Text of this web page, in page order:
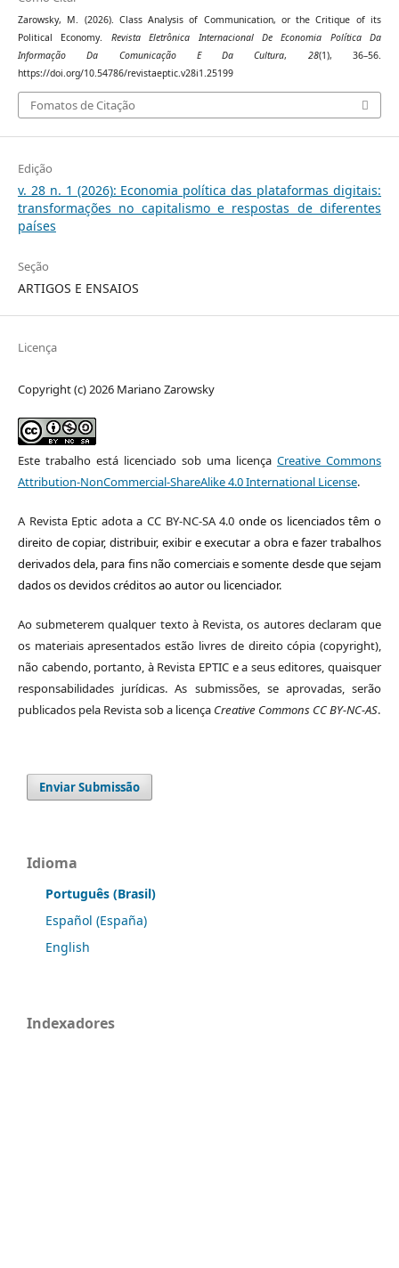
Zarowsky, M. (2026). Class Analysis of Communication, or the Critique of its
Political Economy. Revista Eletrônica Internacional De Economia Política Da
Informação Da Comunicação E Da Cultura, 28(1), 36–56.
https://doi.org/10.54786/revistaeptic.v28i1.25199
Fomatos de Citação
Edição
v. 28 n. 1 (2026): Economia política das plataformas digitais:
transformações no capitalismo e respostas de diferentes
países
Seção
ARTIGOS E ENSAIOS
Licença
Copyright (c) 2026 Mariano Zarowsky
Este trabalho está licenciado sob uma licençaCreative Commons
Attribution-NonCommercial-ShareAlike 4.0 International License.
A Revista Eptic adota a CC BY-NC-SA 4.0 onde os licenciados têm o
direito de copiar, distribuir, exibir e executar a obra e fazer trabalhos
derivados dela, para fins não comerciais e somente desde que sejam
dados os devidos créditos ao autor ou licenciador.
Ao submeterem qualquer texto à Revista, os autores declaram que
os materiais apresentados estão livres de direito cópia (copyright),
não cabendo, portanto, à Revista EPTIC e a seus editores, quaisquer
responsabilidades jurídicas. As submissões, se aprovadas, serão
publicados pela Revista sob a licença Creative Commons CC BY-NC-AS.
Enviar Submissão
Idioma
Português (Brasil)
Español (España)
English
Indexadores